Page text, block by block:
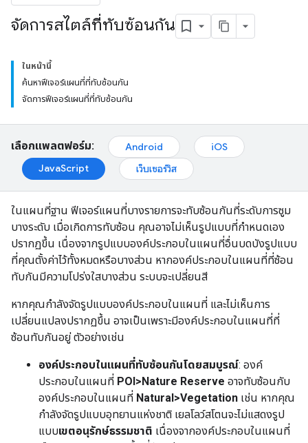
จัดการสไตล์ที่ทับซ้อนกัน
ในหน้านี้
ค้นหาฟีเจอร์แผนที่ที่ทับซ้อนกัน
จัดการฟีเจอร์แผนที่ที่ทับซ้อนกัน
เลือกแพลตฟอร์ม: Android
iOS
JavaScript
เว็บเซอร์วิส
ในแผนที่ฐาน ฟีเจอร์แผนที่บางรายการจะทับซ้อนกันที่ระดับการซูม
บางระดับ เมื่อเกิดการทับซ้อน คุณอาจไม่เห็นรูปแบบที่กำหนดเอง
ปรากฏขึ้น เนื่องจากรูปแบบองค์ประกอบในแผนที่อื่นบดบังรูปแบบ
ที่คุณตั้งค่าไว้ทั้งหมดหรือบางส่วน หากองค์ประกอบในแผนที่ที่ซ้อน
ทับกันมีความโปร่งใสบางส่วน ระบบจะเปลี่ยนสี
หากคุณกำลังจัดรูปแบบองค์ประกอบในแผนที่ และไม่เห็นการ
เปลี่ยนแปลงปรากฏขึ้น อาจเป็นเพราะมีองค์ประกอบในแผนที่ที่
ซ้อนทับกันอยู่ ตัวอย่างเช่น
องค์ประกอบในแผนที่ทับซ้อนกันโดยสมบูรณ์: องค์
ประกอบในแผนที่ POI>Nature Reserve อาจทับซ้อนกับ
องค์ประกอบในแผนที่ Natural>Vegetation เช่น หากคุณ
กำลังจัดรูปแบบอุทยานแห่งชาติ เยลโลว์สโตนจะไม่แสดงรูป
แบบเขตอนุรักษ์ธรรมชาติ เนื่องจากองค์ประกอบในแผนที่